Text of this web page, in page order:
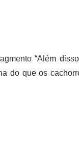
“Além
do que os